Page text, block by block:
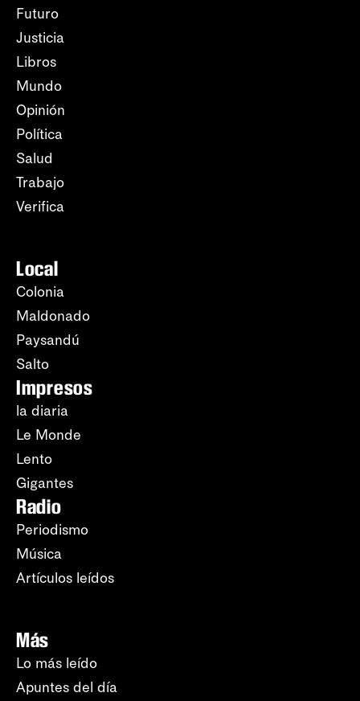
Futuro
Justicia
Libros
Mundo
Opinión
Política
Salud
Trabajo
Verifica
Local
Colonia
Maldonado
Paysandú
Salto
Impresos
la diaria
Le Monde
Lento
Gigantes
Radio
Periodismo
Música
Artículos leídos
Más
Lo más leído
Apuntes del día